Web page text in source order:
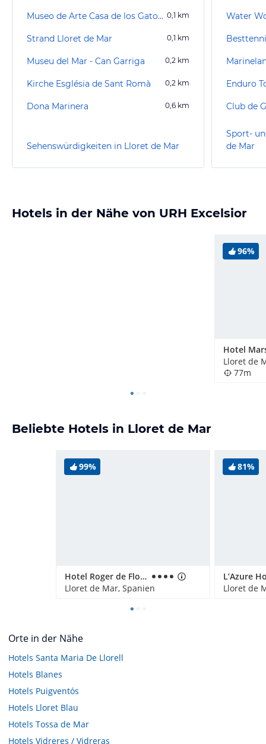
Museo de Arte Casa de los Gatos / Katzenmuseum 0,1 km
Strand Lloret de Mar 0,1 km
Museu del Mar - Can Garriga 0,2 km
Kirche Església de Sant Romà 0,2 km
Dona Marinera 0,6 km
Sehenswürdigkeiten in Lloret de Mar
Water
Enduro
Club de
Sport-
de Mar
Hotels in der Nähe von URH Excelsior
96%
Hotel
Lloret de
77m
Beliebte Hotels in Lloret de Mar
99%
Hotel Roger de Flor Seleqtta
Lloret de Mar, Spanien
81%
L’Azure
Lloret de
Orte in der Nähe
Hotels Santa Maria De Llorell
Hotels Blanes
Hotels Puigventós
Hotels Lloret Blau
Hotels Tossa de Mar
Hotels Vidreres / Vidreras